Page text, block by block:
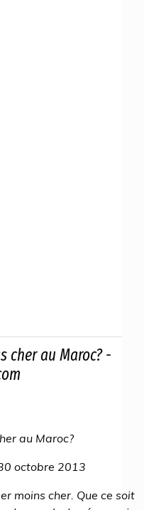
cher au Maroc? -
au Maroc?
octobre 2013
moins cher. Que ce soit